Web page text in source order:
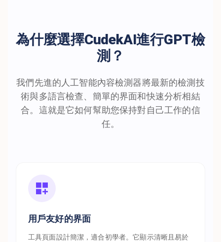
為什麼選擇CudekAI進行GPT檢
測？
我們先進的人工智能內容檢測器將最新的檢測技
術與多語言檢查、簡單的界面和快速分析相結
合。這就是它如何幫助您保持對自己工作的信
任。
用戶友好的界面
工具頁面設計簡潔，適合初學者。它顯示清晰且易於